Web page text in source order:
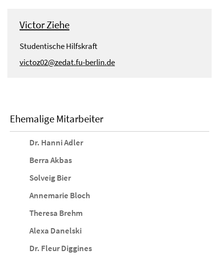
Victor Ziehe
Studentische Hilfskraft
victoz02@zedat.fu-berlin.de
Ehemalige Mitarbeiter
Dr. Hanni Adler
Berra Akbas
Solveig Bier
Annemarie Bloch
Theresa Brehm
Alexa Danelski
Dr. Fleur Diggines